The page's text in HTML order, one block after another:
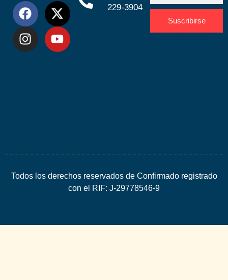
229-3904
Suscribirse
Todos los derechos reservados de Confirmado registrado
con el RIF: J-29778546-9